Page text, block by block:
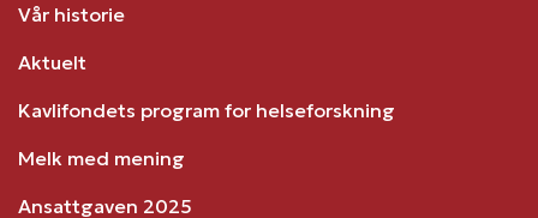
Vår historie
Aktuelt
Kavlifondets program for helseforskning
Melk med mening
Ansattgaven 2025